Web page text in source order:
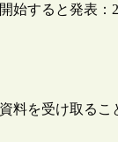
始すると発表：
料を受け取るこ